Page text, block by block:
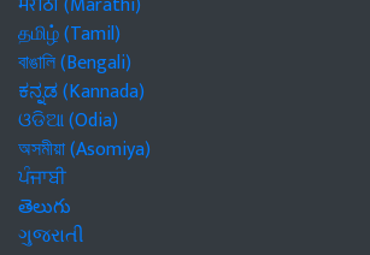
தமிழ் (Tamil)
বাঙালি (Bengali)
ಕನ್ನಡ (Kannada)
ଓଡିଆ (Odia)
অসমীয়া (Asomiya)
ਪੰਜਾਬੀ
తెలుగు
ગુજરાતી